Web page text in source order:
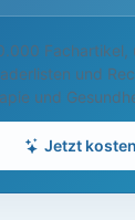
Fachartikel,
und
und
Jetzt